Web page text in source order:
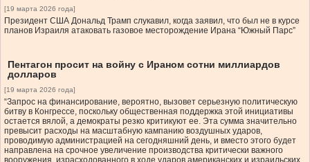
[19 марта 2026 года]
Президент США Дональд Трамп слукавил, когда заявил, что был не в курсе
планов Израиля атаковать газовое месторождение Ирана “Южный Парс”
Пентагон просит на войну с Ираном сотни миллиардов
долларов
[19 марта 2026 года]
“Запрос на финансирование, вероятно, вызовет серьезную политическую
битву в Конгрессе, поскольку общественная поддержка этой инициативы
остается вялой, а демократы резко критикуют ее. Эта сумма значительно
превысит расходы на масштабную кампанию воздушных ударов,
проводимую администрацией на сегодняшний день, и вместо этого будет
направлена на срочное увеличение производства критически важного